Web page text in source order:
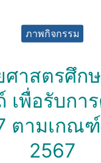
ภาพกิจกรรม
าสตรศึ
พื่อรับกา
ามเกณฑ์
2567